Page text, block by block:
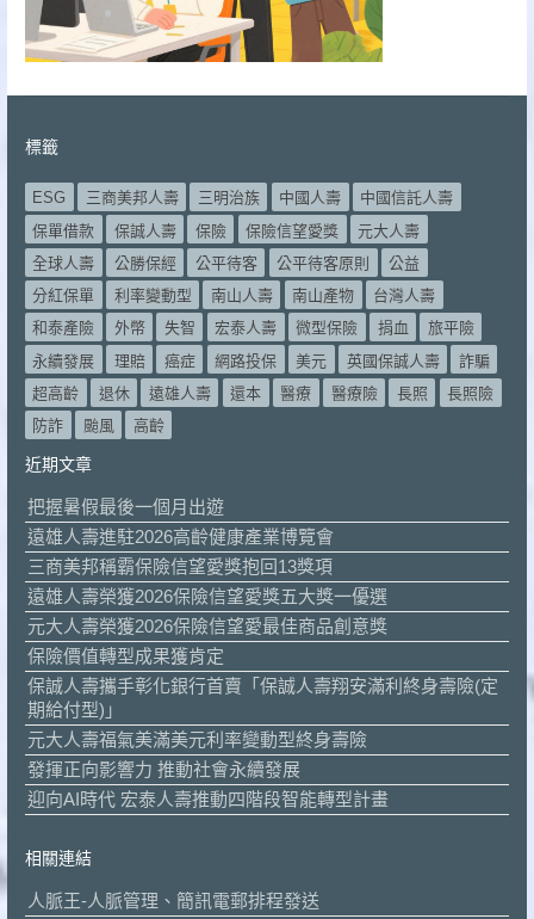
標籤
ESG 三商美邦人壽 三明治族 中國人壽
中國信託人壽
保單借款
保誠人壽 保險 保險信望愛獎
元大人壽
全球人壽
公勝保經 公平待客 公平待客原則
公益
分紅保單
利率變動型 南山人壽 南山產物
台灣人壽
和泰產險
外幣 失智 宏泰人壽 微型保險 捐血
旅平險
永續發展
理賠 癌症 網路投保 美元 英國保誠人壽
詐騙
超高齡
退休 遠雄人壽 還本 醫療 醫療險 長照
長照險
防詐
颱風 高齡
近期文章
把握暑假最後一個月出遊
遠雄人壽進駐2026高齡健康產業博覽會
三商美邦稱霸保險信望愛獎抱回13獎項
遠雄人壽榮獲2026保險信望愛獎五大獎一優選
元大人壽榮獲2026保險信望愛最佳商品創意獎
保險價值轉型成果獲肯定
保誠人壽攜手彰化銀行首賣「保誠人壽翔安滿利終身壽險(定
期給付型)」
元大人壽福氣美滿美元利率變動型終身壽險
發揮正向影響力 推動社會永續發展
迎向AI時代 宏泰人壽推動四階段智能轉型計畫
相關連結
人脈王-人脈管理、簡訊電郵排程發送